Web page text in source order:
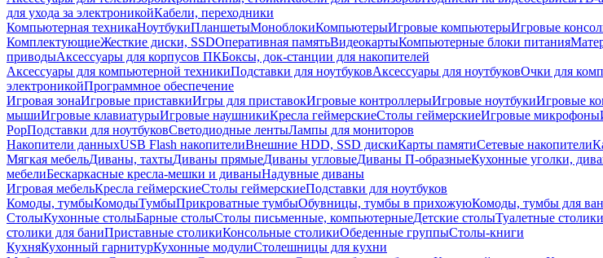
для ухода за электроникойКабели, переходники
Компьютерная техникаНоутбукиПланшетыМоноблокиКомпьютерыИгровые компьютерыИгровые
КомплектующиеЖесткие диски, SSDОперативная памятьВидеокартыКомпьютерные блоки питания
приводыАксессуары для корпусов ПКБоксы, док-станции для накопителей
Аксессуары для компьютерной техникиПодставки для ноутбуковАксессуары для ноутбуковОчки для
электроникойПрограммное обеспечение
Игровая зонаИгровые приставкиИгры для приставокИгровые контроллерыИгровые ноутбукиИгровые
мышиИгровые клавиатурыИгровые наушникиКресла геймерскиеСтолы геймерскиеИгровые микрофоны
PopПодставки для ноутбуковСветодиодные лентыЛампы для мониторов
Накопители данныхUSB Flash накопителиВнешние HDD, SSD дискиКарты памятиСетевые накопители
Мягкая мебельДиваны, тахтыДиваны прямыеДиваны угловыеДиваны П-образныеКухонные уголки,
мебелиБескаркасные кресла-мешки и диваныНадувные диваны
Игровая мебельКресла геймерскиеСтолы геймерскиеПодставки для ноутбуков
Комоды, тумбыКомодыТумбыПрикроватные тумбыОбувницы, тумбы в прихожуюКомоды, тумбы для
СтолыКухонные столыБарные столыСтолы письменные, компьютерныеДетские столыТуалетные столики
столики для баниПриставные столикиКонсольные столикиОбеденные группыСтолы-книги
КухняКухонный гарнитурКухонные модулиСтолешницы для кухни